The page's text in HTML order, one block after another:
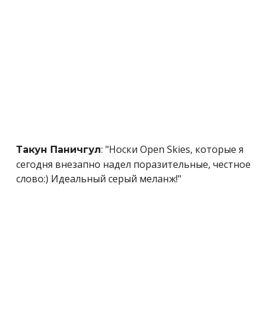
Такун Паничгул: "Носки Open Skies, которые я
сегодня внезапно надел поразительные, честное
слово:) Идеальный серый меланж!"